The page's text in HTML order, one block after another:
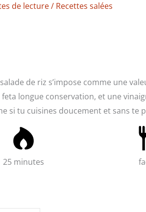
de lecture/ Recettes salées
de riz s’impose comme une
longue conservation, et une
si tu cuisines doucement et sans te
25 minutes